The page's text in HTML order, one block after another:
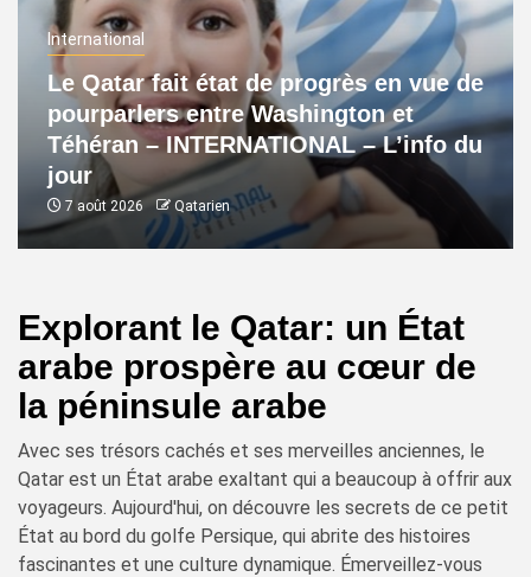
International
Le Qatar fait état de progrès en vue de
pourparlers entre Washington et
Téhéran – INTERNATIONAL – L’info du
jour
7 août 2026 Qatarien
Explorant le Qatar: un État
arabe prospère au cœur de
la péninsule arabe
Avec ses trésors cachés et ses merveilles anciennes, le
Qatar est un État arabe exaltant qui a beaucoup à offrir aux
voyageurs. Aujourd'hui, on découvre les secrets de ce petit
État au bord du golfe Persique, qui abrite des histoires
fascinantes et une culture dynamique. Émerveillez-vous